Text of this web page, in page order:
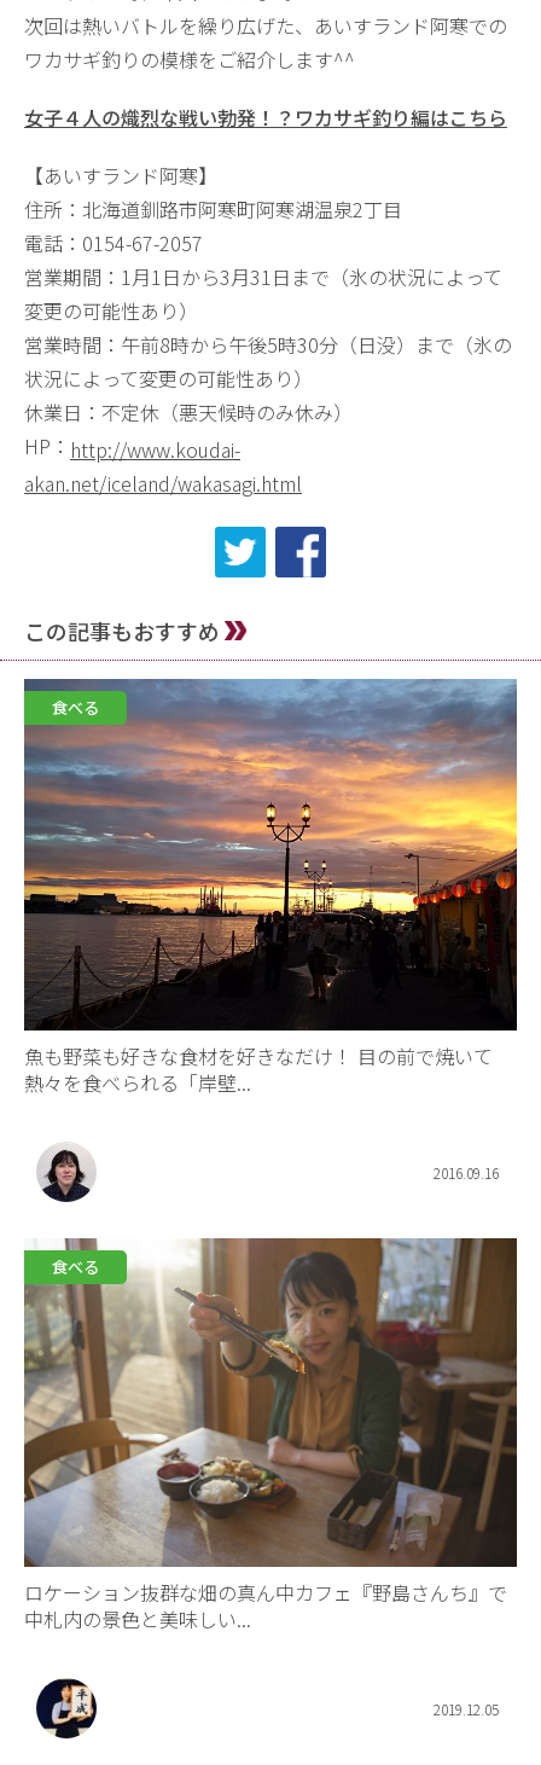
次回は熱いバトルを繰り広げた、あいすランド阿寒での
ワカサギ釣りの模様をご紹介します^^
女子４人の熾烈な戦い勃発！？ワカサギ釣り編はこちら
【あいすランド阿寒】
住所：北海道釧路市阿寒町阿寒湖温泉2丁目
電話：0154-67-2057
営業期間：1月1日から3月31日まで（氷の状況によって
変更の可能性あり）
営業時間：午前8時から午後5時30分（日没）まで（氷の
状況によって変更の可能性あり）
休業日：不定休（悪天候時のみ休み）
HP： http://www.koudai-
akan.net/iceland/wakasagi.html
この記事もおすすめ
食べる
魚も野菜も好きな食材を好きなだけ！ 目の前で焼いて
熱々を食べられる「岸壁...
2016.09.16
食べる
ロケーション抜群な畑の真ん中カフェ『野島さんち』で
中札内の景色と美味しい...
2019.12.05